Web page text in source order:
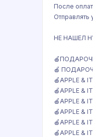
После
Отправлять
НЕ НАШЕЛ
🍎
🍎APPLE &
🍎APPLE &
🍎APPLE &
🍎APPLE &
🍎APPLE &
🍎APPLE &